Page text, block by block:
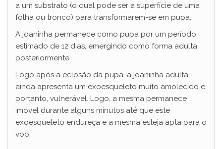
a um substrato (o qual pode ser a superfície de uma
folha ou tronco) para transformarem-se em pupa.
A joaninha permanece como pupa por um período
estimado de 12 dias, emergindo como forma adulta
posteriormente.
Logo após a eclosão da pupa, a joaninha adulta
ainda apresenta um exoesqueleto muito amolecido e,
portanto, vulnerável. Logo, a mesma permanece
imóvel durante alguns minutos até que este
exoesqueleto endureça e a mesma esteja apta para o
voo.